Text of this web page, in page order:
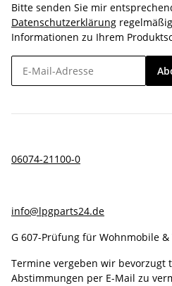
Bitte senden Sie mir
Datenschutzerklärung
Informationen zu Ihrem
06074-21100-0
info@lpgparts24.de
G 607-Prüfung für Wohnmobile &
Termine vergeben wir bevorzugt
Abstimmungen per E-Mail zu